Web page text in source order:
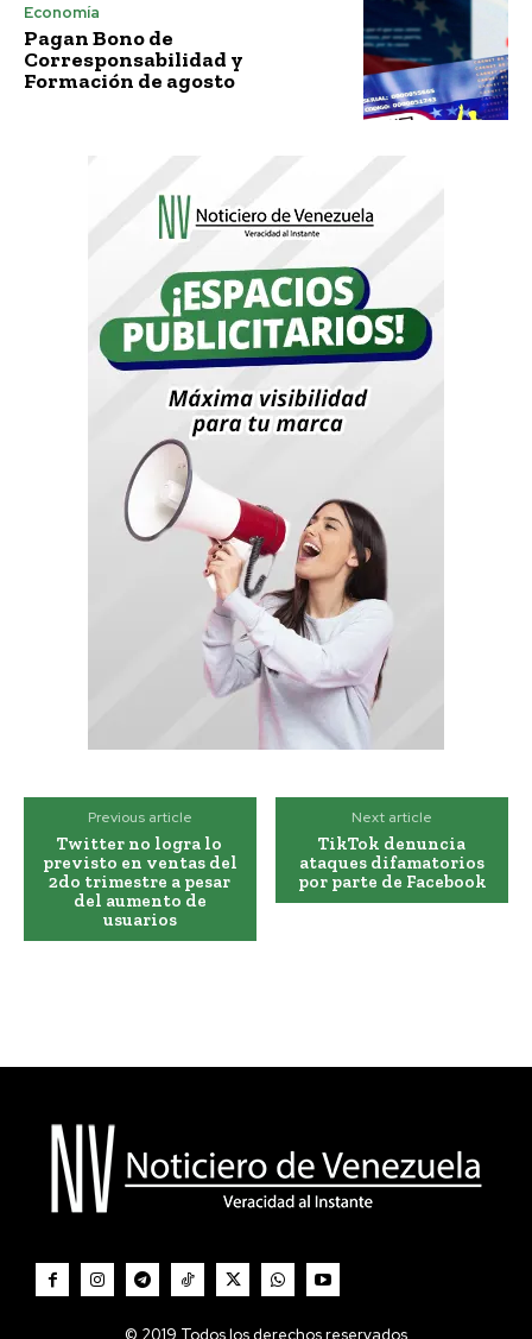
Economía
Pagan Bono de
Corresponsabilidad y
Formación de agosto
Previous article
Twitter no logra lo
previsto en ventas del
2do trimestre a pesar
del aumento de
usuarios
Next article
TikTok denuncia
ataques difamatorios
por parte de Facebook